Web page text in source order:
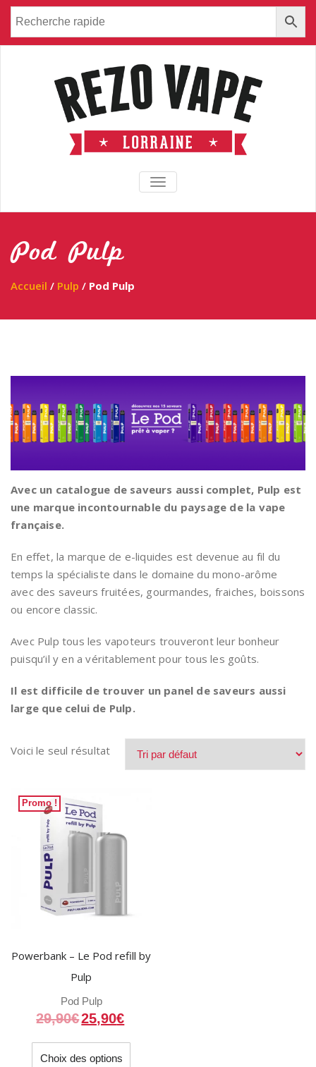
TOGGLE NAVIGATION
Pod Pulp
Accueil / Pulp / Pod Pulp
Avec un catalogue de saveurs aussi complet, Pulp est
une marque incontournable du paysage de la vape
française.
En effet, la marque de e-liquides est devenue au fil du
temps la spécialiste dans le domaine du mono-arôme
avec des saveurs fruitées, gourmandes, fraiches, boissons
ou encore classic.
Avec Pulp tous les vapoteurs trouveront leur bonheur
puisqu’il y en a véritablement pour tous les goûts.
Il est difficile de trouver un panel de saveurs aussi
large que celui de Pulp.
Voici le seul résultat
Promo !
Powerbank – Le Pod refill by
Pulp
Pod Pulp
29,90€25,90€
Choix des options
Ce